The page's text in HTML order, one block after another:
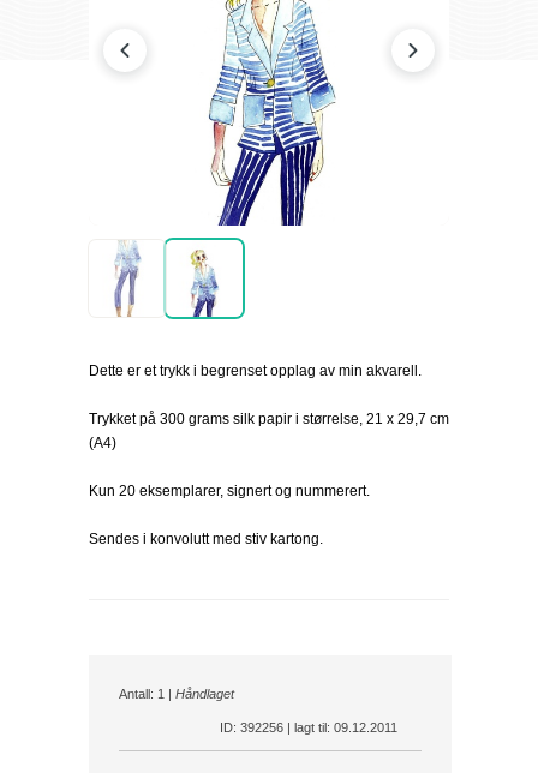
Dette er et trykk i begrenset opplag av min akvarell.
Trykket på 300 grams silk papir i størrelse, 21 x 29,7 cm
(A4)
Kun 20 eksemplarer, signert og nummerert.
Sendes i konvolutt med stiv kartong.
Antall: 1 | Håndlaget
ID: 392256 | lagt til: 09.12.2011